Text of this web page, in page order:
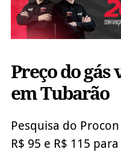
Preço do gás
em Tubarão
Pesquisa do
R$ 95 e R$ 115